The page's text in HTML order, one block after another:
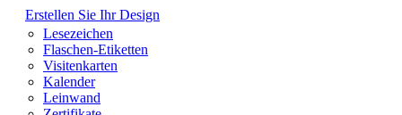
Erstellen Sie Ihr Design
Lesezeichen
Flaschen-Etiketten
Visitenkarten
Kalender
Leinwand